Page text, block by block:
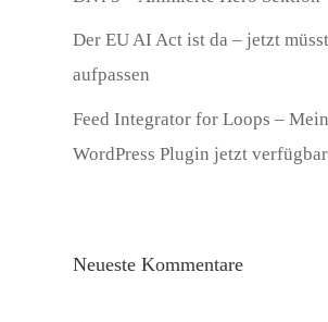
Der EU AI Act ist da – jetzt
aufpassen
Feed Integrator for Loops –
WordPress Plugin jetzt verfügbar
Neueste Kommentare